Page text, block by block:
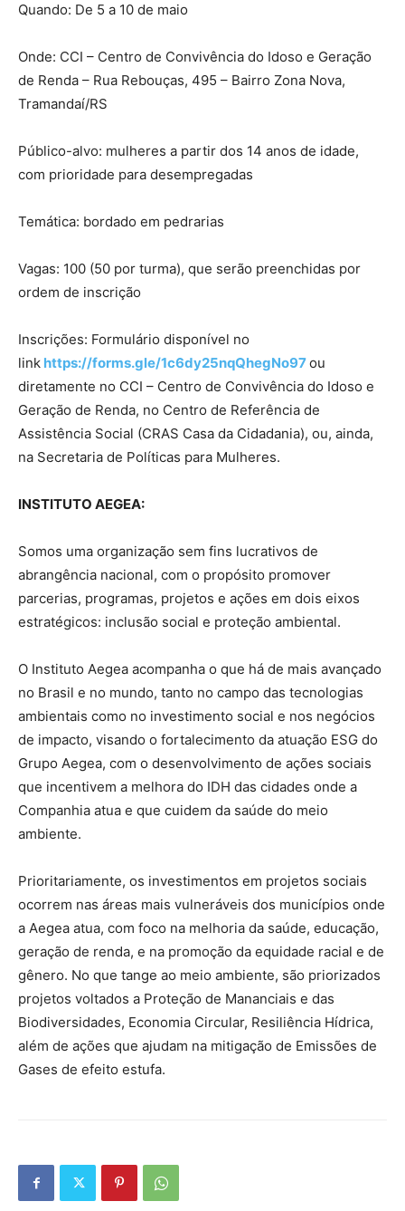
Quando: De 5 a 10 de maio
Onde: CCI – Centro de Convivência do Idoso e Geração
de Renda – Rua Rebouças, 495 – Bairro Zona Nova,
Tramandaí/RS
Público-alvo: mulheres a partir dos 14 anos de idade,
com prioridade para desempregadas
Temática: bordado em pedrarias
Vagas: 100 (50 por turma), que serão preenchidas por
ordem de inscrição
Inscrições: Formulário disponível no
link https://forms.gle/1c6dy25nqQhegNo97ou
diretamente no CCI – Centro de Convivência do Idoso e
Geração de Renda, no Centro de Referência de
Assistência Social (CRAS Casa da Cidadania), ou, ainda,
na Secretaria de Políticas para Mulheres.
INSTITUTO AEGEA:
Somos uma organização sem fins lucrativos de
abrangência nacional, com o propósito promover
parcerias, programas, projetos e ações em dois eixos
estratégicos: inclusão social e proteção ambiental.
O Instituto Aegea acompanha o que há de mais avançado
no Brasil e no mundo, tanto no campo das tecnologias
ambientais como no investimento social e nos negócios
de impacto, visando o fortalecimento da atuação ESG do
Grupo Aegea, com o desenvolvimento de ações sociais
que incentivem a melhora do IDH das cidades onde a
Companhia atua e que cuidem da saúde do meio
ambiente.
Prioritariamente, os investimentos em projetos sociais
ocorrem nas áreas mais vulneráveis dos municípios onde
a Aegea atua, com foco na melhoria da saúde, educação,
geração de renda, e na promoção da equidade racial e de
gênero. No que tange ao meio ambiente, são priorizados
projetos voltados a Proteção de Mananciais e das
Biodiversidades, Economia Circular, Resiliência Hídrica,
além de ações que ajudam na mitigação de Emissões de
Gases de efeito estufa.